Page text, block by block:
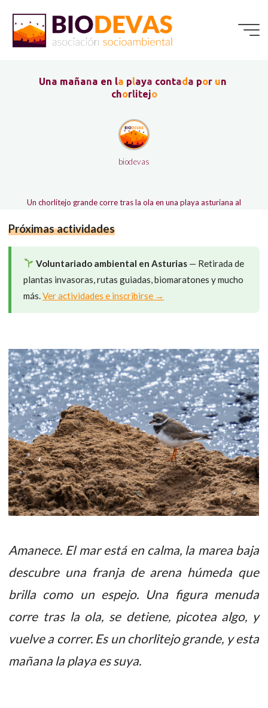
contenido
Una mañana en la playa contad a por un
chorlitejo
biodevas
Un chorlitejo grande corre tras la ola en una playa asturiana al
sin dañarla es más fácil de lo que parece.
Próximas actividades
Voluntariado ambiental en Asturias— Retirada de
plantas invasoras, rutas guiadas, biomaratones y mucho
más.Ver actividades e inscribirse →
Amanece. El mar está en calma, la marea baja
descubre una franja de arena húmeda que
brilla como un espejo. Una figura menuda
corre tras la ola, se detiene, picotea algo, y
vuelve a correr. Es un chorlitejo grande, y esta
mañana la playa es suya.